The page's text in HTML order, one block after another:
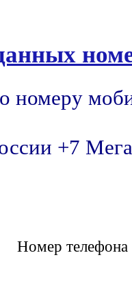
номеру
+7
Номер